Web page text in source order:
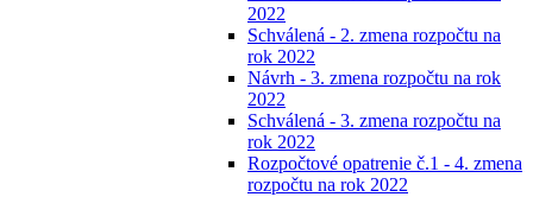
2022
Schválená - 2. zmena rozpočtu na
rok 2022
Návrh - 3. zmena rozpočtu na rok
2022
Schválená - 3. zmena rozpočtu na
rok 2022
Rozpočtové opatrenie č.1 - 4. zmena
rozpočtu na rok 2022